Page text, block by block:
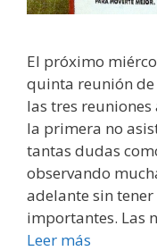
El próximo
quinta reunión
las tres
la primera no
tantas dudas
observando
adelante sin
importantes. Las
Leer más